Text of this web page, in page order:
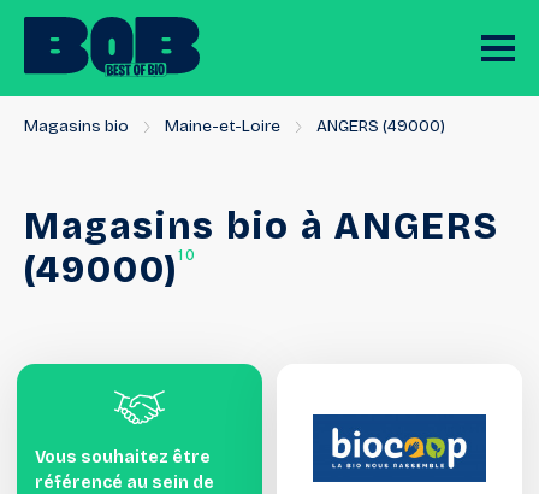
Magasins bio Maine-et-Loire ANGERS (49000)
Magasins bio à ANGERS
(49000) 10
Vous souhaitez être
référencé au sein de